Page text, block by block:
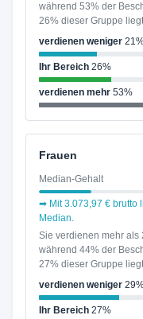
während 53% der
26% dieser Gruppe
verdienen weniger
Ihr Bereich26%
verdienen mehr53%
Frauen
Median-Gehalt
➡ Mit 3.073,97 € brutto
Median.
Sie verdienen mehr als
während 44% der
27% dieser Gruppe
verdienen weniger
Ihr Bereich27%